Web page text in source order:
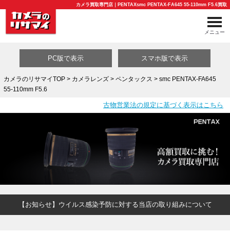
カメラ買取専門店｜PENTAXsmc PENTAX-FA645 55-110mm F5.6買取
メニュー
PC版で表示 スマホ版で表示
カメラのリサマイTOP> カメラレンズ> ペンタックス > smc PENTAX-FA645
55-110mm F5.6
古物営業法の規定に基づく表示はこちら
【お知らせ】ウイルス感染予防に対する当店の取り組みについて